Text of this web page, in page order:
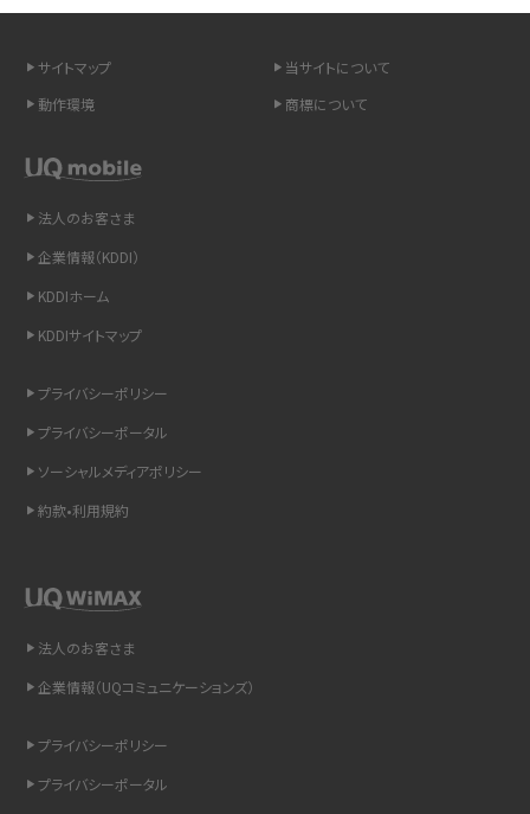
iCloudの使用容量を減らす9つの方法！使用状況の確認手順も紹介
インスタのDMの送り方は？便利機能の使い方や注意点をわかりやすく解説
Bluetooth®とは？Wi-Fiとの違いやスマホ・PCとの接続方法を解説
「iPhoneを探す」の使い方と設定方法を紹介！ブラウザやアプリから探す方法を
詳しく解説
Wi-Fiを快適に使うための速度はどれくらい？用途別の目安・回線ごとの平均を
LINEの着信音や通知音の設定・変更方法を解説！鳴らない場合の対処法も紹介
サイトマップ
当サイトについて
動作環境
商標について
法人のお客さま
企業情報（KDDI）
KDDIホーム
KDDIサイトマップ
プライバシーポリシー
プライバシーポータル
ソーシャルメディアポリシー
約款•利用規約
法人のお客さま
企業情報（UQコミュニケーションズ）
プライバシーポリシー
プライバシーポータル